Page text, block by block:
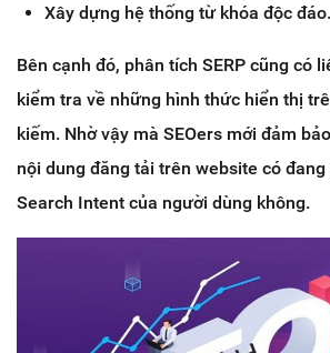
Xây dựng hệ thống từ khóa độc đáo.
Bên cạnh đó, phân tích SERP cũng có
kiểm tra về những hình thức hiển thị
kiếm. Nhờ vậy mà SEOers mới đảm
nội dung đăng tải trên website có đang
Search Intent của người dùng không.